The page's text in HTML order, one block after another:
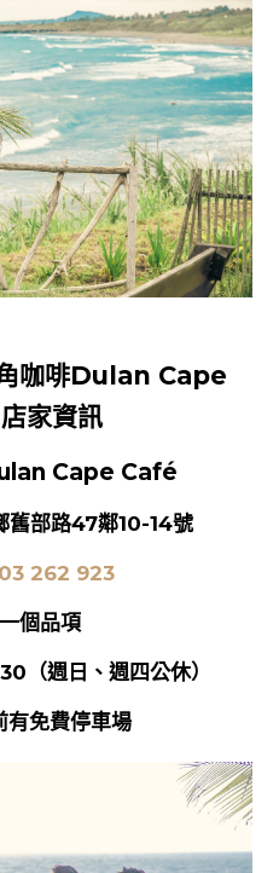
咖啡Dulan Cape
家資訊
Cape Café
舊部路47鄰10-14號
262 923
個品項
（週日、週四公休）
有免費停車場